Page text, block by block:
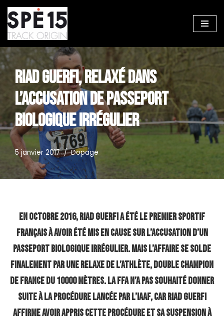
Aller
au
contenu
RIAD GUERFI, RELAXÉ DANS
L’ACCUSATION DE PASSEPORT
BIOLOGIQUE IRRÉGULIER
5 janvier 2017 Dopage
En octobre 2016, Riad Guerfi a été le premier sportif
français à avoir été mis en cause sur l’accusation d’un
passeport biologique irrégulier. Mais l’affaire se solde
finalement par une relaxe de l’athlète, double champion
de France du 10000 mètres. La FFA n’a pas souhaité donner
suite à la procédure lancée par l’IAAF, car Riad Guerfi
affirme avoir appris cette procédure et sa suspension à